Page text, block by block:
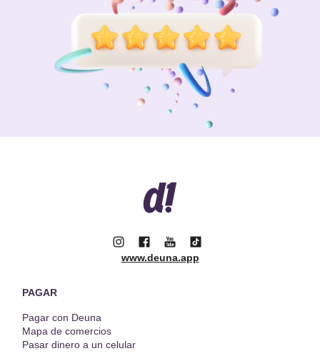
www.deuna.app
PAGAR
Pagar con Deuna
Mapa de comercios
Pasar dinero a un celular